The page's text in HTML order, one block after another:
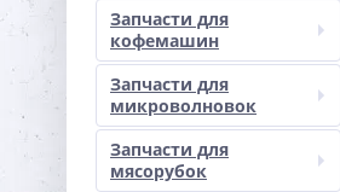
Запчасти для
кофемашин
Запчасти для
микроволновок
Запчасти для
мясорубок
Крышка емкости для льда 857067
Ariston/Indesit
150руб.за 1 шт